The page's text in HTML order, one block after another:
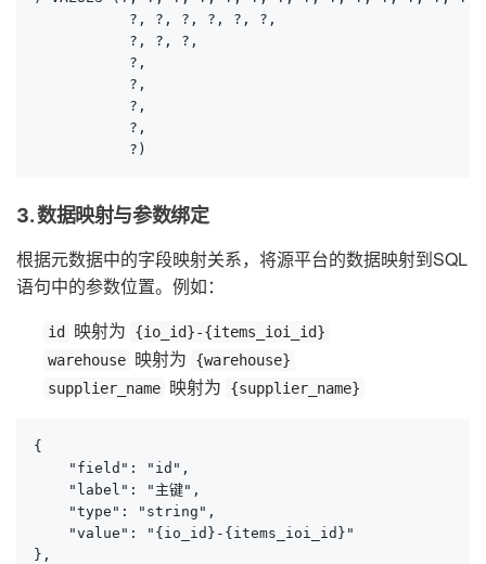
           ?, ?, ?, ?, ?, ?,
           ?, ?, ?,
           ?,
           ?,
           ?,
           ?,
           ?)
3. 数据映射与参数绑定
根据元数据中的字段映射关系，将源平台的数据映射到SQL
语句中的参数位置。例如：
id 映射为
{io_id}-{items_ioi_id}
warehouse 映射为
{warehouse}
supplier_name 映射为 {supplier_name}
{
    "field": "id",
    "label": "主键",
    "type": "string",
    "value": "{io_id}-{items_ioi_id}"
},